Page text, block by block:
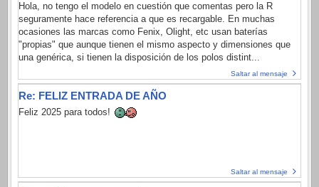
Hola, no tengo el modelo en cuestión que comentas pero la R
seguramente hace referencia a que es recargable. En muchas
ocasiones las marcas como Fenix, Olight, etc usan baterías
"propias" que aunque tienen el mismo aspecto y dimensiones que
una genérica, si tienen la disposición de los polos distint...
Saltar al mensaje
Re: FELIZ ENTRADA DE AÑO
Feliz 2025 para todos!
Saltar al mensaje